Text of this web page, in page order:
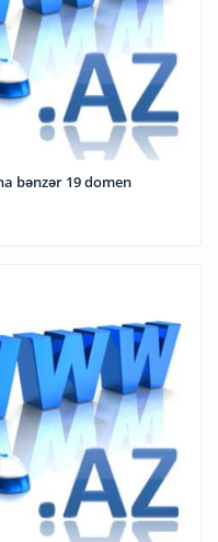
bənzər 19 domen